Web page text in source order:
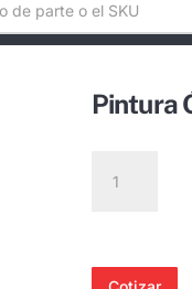
Pintura
Óleo
Amarilla